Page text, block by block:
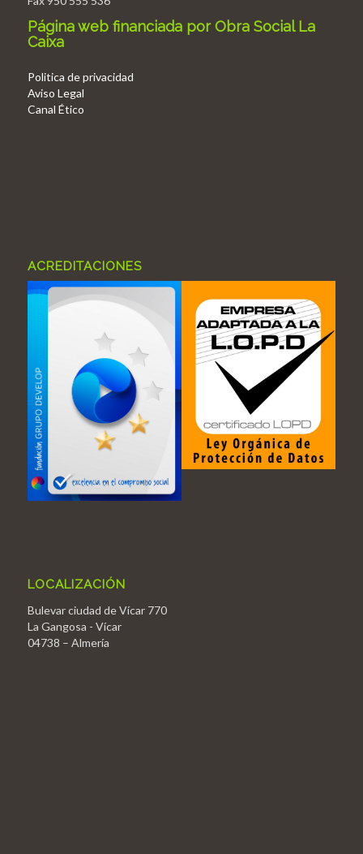
Página web financiada por Obra Social La
Caixa
Politica de privacidad
Aviso Legal
Canal Ético
ACREDITACIONES
LOCALIZACIÓN
Bulevar ciudad de Vícar 770
La Gangosa - Vícar
04738 – Almería